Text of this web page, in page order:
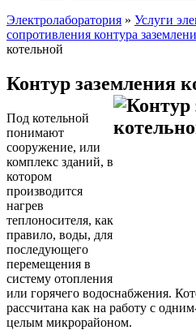
Электролаборатория » Услуги
сопротивления контура
котельной
Контур заземления
Под котельной
понимают
сооружение, или
комплекс зданий, в
котором
производится
нагрев
теплоносителя, как
правило, воды, для
последующего
перемещения в
систему отопления
или горячего водоснабжения.
рассчитана как на работу с
целым микрорайоном.